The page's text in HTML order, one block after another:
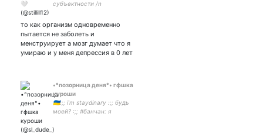
субъектности /n
то как организм одновременно
пытается не заболеть и
менструирует а мозг думает что я
умираю и у меня депрессия в 0 лет
•°позорница деня°• гфшка
куроши
🇺🇦:;; i'm staydinary :;; будь
моей? :;; #банчан: я
кто-то только тронет вас